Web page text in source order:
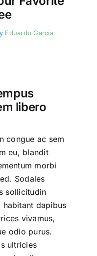
Eduardo García
libero
congue ac sem
eu, blandit
morbi
Sodales
sollicitudin
habitant dapibus
vivamus,
odio purus.
ultricies